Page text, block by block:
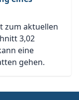
zum aktuellen
3,02
eine
gehen.